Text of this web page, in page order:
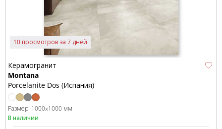
10 просмотров за 7 дней
Керамогранит
Montana
Porcelanite Dos (Испания)
Размер: 1000x1000 мм
В наличии